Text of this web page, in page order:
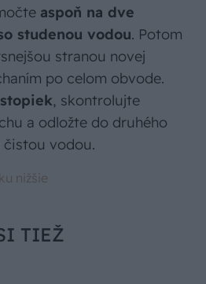
aspoň na dve
studenou vodou. Potom
stranou novej
po celom obvode.
, skontrolujte
a odložte do druhého
čistou vodou.
TIEŽ